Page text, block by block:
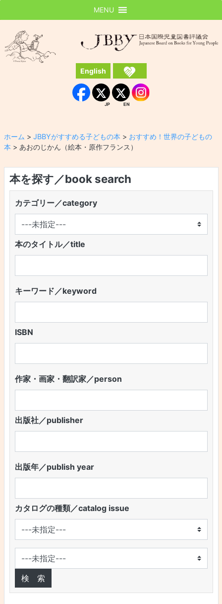
JBBY
English
Facebook
JP
JP
EN
EN Instagram
MENU
ホーム > JBBYがすすめる子どもの本 > おすすめ！世界の子どもの
本 > あおのじかん（絵本・原作フランス）
本を探す／book search
カテゴリー／category
本のタイトル／title
キーワード／keyword
ISBN
作家・画家・翻訳家／person
出版社／publisher
出版年／publish year
カタログの種類／catalog issue